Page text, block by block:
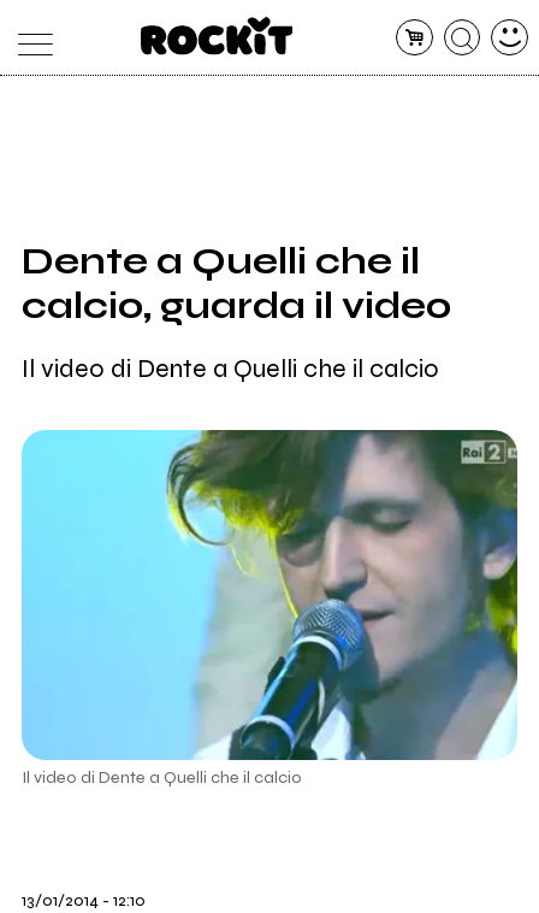
SHOP
RADIO
Dente a Quelli che il
calcio, guarda il video
Il video di Dente a Quelli che il calcio
Il video di Dente a Quelli che il calcio
13/01/2014 - 12:10